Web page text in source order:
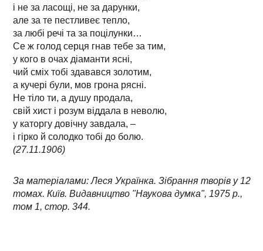
і не за ласощі, не за дарунки,
але за те пестливеє тепло,
за любі речі та за поцілунки…
Се ж голод серця гнав тебе за тим,
у кого в очах діаманти ясні,
чий сміх тобі здавався золотим,
а кучері були, мов грона рясні.
Не тіло ти, а душу продала,
свій хист і розум віддала в неволю,
у каторгу довічну завдала, –
і гірко й солодко тобі до болю.
(27.11.1906)
За матеріалами: Леся Українка. Зібрання творів у 12
томах. Київ. Видавництво "Наукова думка", 1975 р.,
том 1, стор. 344.